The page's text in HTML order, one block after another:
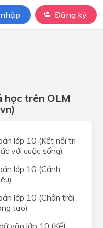
Đăng ký
học trên OLM
lớp 10 (Kết nối tri
với cuộc sống)
lớp 10 (Cánh
lớp 10 (Chân trời
tạo)
văn lớp 10 (Kết